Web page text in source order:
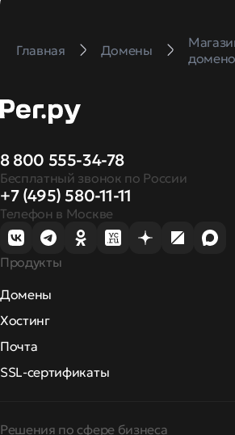
Главная Домены
8 800 555-34-78
Бесплатный звонок по России
+7 (495) 580-11-11
Телефон в Москве
Продукты
Домены
Хостинг
Почта
SSL-сертификаты
Решения по сфере бизнеса